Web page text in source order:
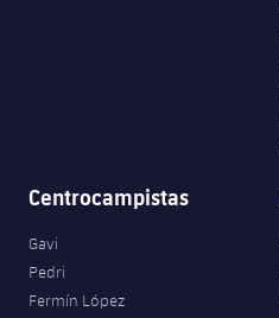
Centrocampistas
Gavi
Pedri
Fermín López